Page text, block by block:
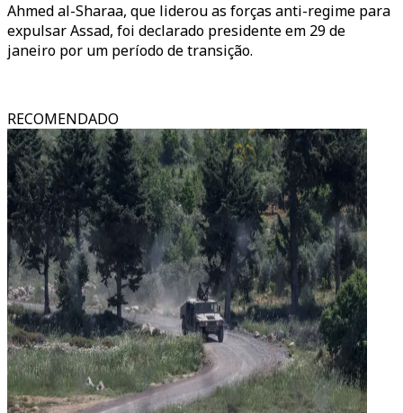
Ahmed al-Sharaa, que liderou as forças anti-regime para
expulsar Assad, foi declarado presidente em 29 de
janeiro por um período de transição.
RECOMENDADO